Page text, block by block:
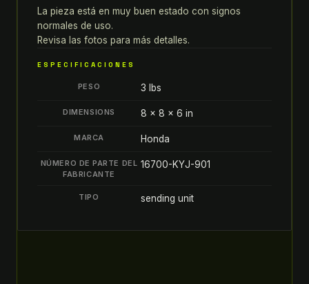
ENVÍO
DE
NIVEL
quantity
La pieza está en muy buen estado con signos
normales de uso.
Revisa las fotos para más detalles.
ESPECIFICACIONES
PESO 3 lbs
DIMENSIONS 8 × 8 × 6 in
MARCA Honda
NÚMERO DE PARTE DEL
FABRICANTE
16700-KYJ-901
TIPO sending unit